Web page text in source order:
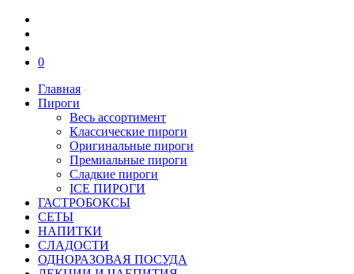
0
Главная
Пироги
Весь ассортимент
Классические пироги
Оригинальные пироги
Премиальные пироги
Сладкие пироги
ICE ПИРОГИ
ГАСТРОБОКСЫ
СЕТЫ
НАПИТКИ
СЛАДОСТИ
ОДНОРАЗОВАЯ ПОСУДА